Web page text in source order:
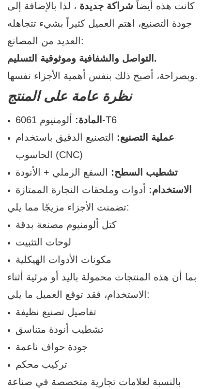
كانت هذه أيضاً شراكة جديدة ، لذا بالإضافة إلى
جودة التصنيع، اهتم العميل كثيراً بشيء تتجاهله
العديد من المصانع:
التواصل والشفافية وموثوقية التسليم.
وبصراحة، أصبح ذلك بنفس أهمية الأجزاء نفسها.
نظرة عامة على المنتج
المادة: ألومنيوم 6061-T6
عملية التصنيع:
التصنيع الدقيق باستخدام
الحاسوب (CNC)
تشطيب السطح:
السفع الرملي + الأنودة
الاستخدام:
أدوات وملحقات النجارة الممتازة
تضمنت الأجزاء مزيجًا مما يلي:
كتل ألومنيوم مصنعة بدقة
لوحات التثبيت
مكونات الأدوات الهيكلية
بما أن هذه المنتجات محمولة باليد أو مرئية أثناء
الاستخدام، فقد توقع العميل ما يلي:
تفاصيل تصنيع نظيفة
تشطيب أنودة متناسق
جودة حواف ناعمة
تركيب محكم
بالنسبة لعلامات تجارية متخصصة في صناعة